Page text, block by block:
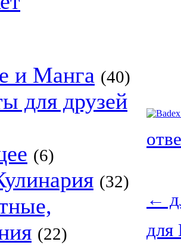
и Манга (40)
для друзей
(6)
(32)
(22)
←
для